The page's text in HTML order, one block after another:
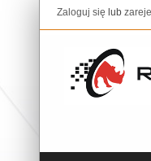
Zaloguj się lub